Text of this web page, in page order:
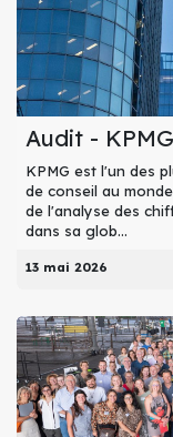
Audit - KPMG
KPMG est l'un des
de conseil au
de l'analyse des
dans sa glob...
13 mai 2026